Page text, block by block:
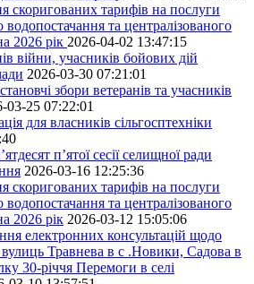
скоригованих тарифів на послуги
водопостачання та централізованого
2026 рік 2026-04-02 13:47:15
війни, учасників бойових дій
2026-03-30 07:21:01
збори ветеранів та учасників
03-25 07:22:01
для власників сільгосптехніки
п’ятої сесії селищної ради
2026-03-16 12:25:36
скоригованих тарифів на послуги
водопостачання та централізованого
2026 рік 2026-03-12 15:05:06
електронних консультацій щодо
Травнева в с .Новики, Садова в
30-річчя Перемоги в селі